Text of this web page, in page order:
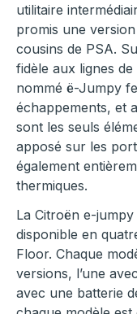
utilitaire
promis une
cousins de PSA.
fidèle aux lignes
nommé ë-Jumpy
échappements, et
sont les seuls
apposé sur les
également
thermiques.
La Citroën e-
disponible en
Floor. Chaque
versions, l’une
avec une batterie